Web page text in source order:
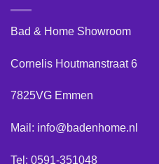
Bad & Home Showroom
Cornelis Houtmanstraat 6
7825VG Emmen
Mail: info@badenhome.nl
Tel: 0591-351048